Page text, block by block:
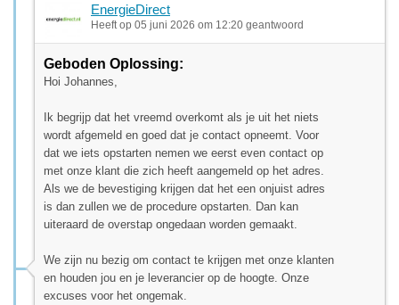
EnergieDirect
Heeft op 05 juni 2026 om 12:20 geantwoord
Geboden Oplossing:
Hoi Johannes,
Ik begrijp dat het vreemd overkomt als je uit het niets
wordt afgemeld en goed dat je contact opneemt. Voor
dat we iets opstarten nemen we eerst even contact op
met onze klant die zich heeft aangemeld op het adres.
Als we de bevestiging krijgen dat het een onjuist adres
is dan zullen we de procedure opstarten. Dan kan
uiteraard de overstap ongedaan worden gemaakt.
We zijn nu bezig om contact te krijgen met onze klanten
en houden jou en je leverancier op de hoogte. Onze
excuses voor het ongemak.